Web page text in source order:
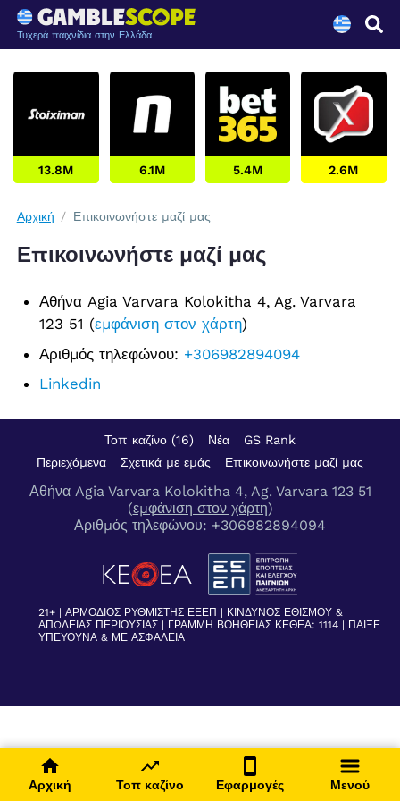
Τυχερά παιχνίδια στην Ελλάδα
Αρχική Τοπ καζίνο Εφαρμογές Μενού
13.8M 6.1M 5.4M 2.6M
Αρχική Επικοινωνήστε μαζί μας
Επικοινωνήστε μαζί μας
Αθήνα Agia Varvara Kolokitha 4, Ag. Varvara
123 51 (εμφάνιση στον χάρτη)
Αριθμός τηλεφώνου: +306982894094
Linkedin
Τοπ καζίνο (16) Νέα
GS Rank
Περιεχόμενα
Σχετικά με εμάς Επικοινωνήστε μαζί μας
Αθήνα Agia Varvara Kolokitha 4, Ag. Varvara 123 51
(εμφάνιση στον χάρτη)
Αριθμός τηλεφώνου: +306982894094
21+ | ΑΡΜΟΔΙΟΣ ΡΥΘΜΙΣΤΗΣ ΕΕΕΠ | ΚΙΝΔΥΝΟΣ ΕΘΙΣΜΟΥ &
ΑΠΩΛΕΙΑΣ ΠΕΡΙΟΥΣΙΑΣ | ΓΡΑΜΜΗ ΒΟΗΘΕΙΑΣ ΚΕΘΕΑ: 1114 | ΠΑΙΞΕ
ΥΠΕΥΘΥΝΑ & ΜΕ ΑΣΦΑΛΕΙΑ